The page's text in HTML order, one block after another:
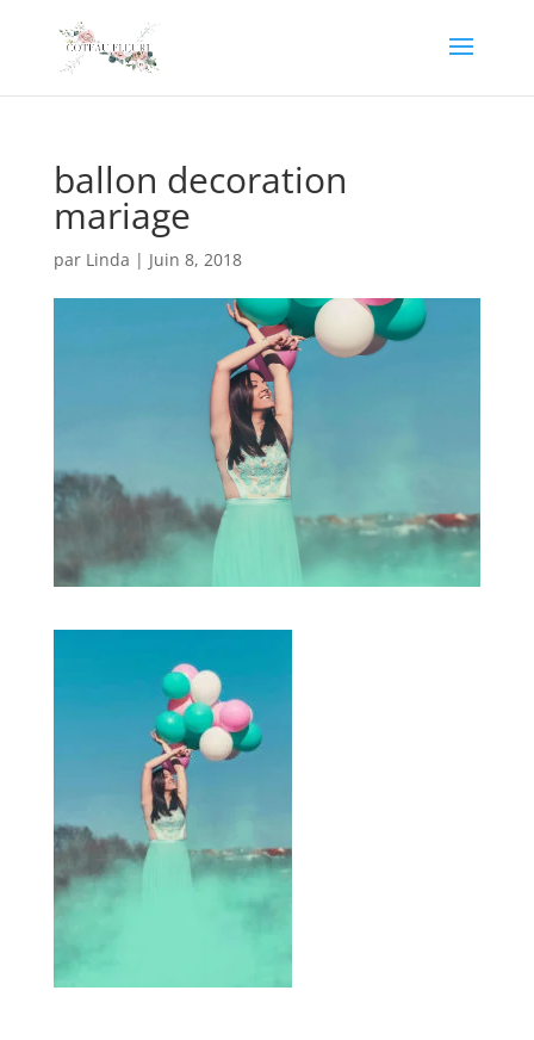
ballon decoration
mariage
par Linda | Juin 8, 2018